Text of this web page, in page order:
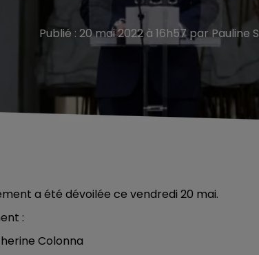
Publié : 20 mai 2022 à 16h57 par Pauline S
a été dévoilée ce vendredi 20 mai.
:
Colonna